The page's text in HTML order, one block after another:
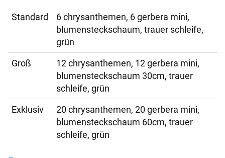
Standard
6 chrysanthemen, 6 gerbera mini,
blumensteckschaum, trauer schleife,
grün
Groß
12 chrysanthemen, 12 gerbera mini,
blumensteckschaum 30cm, trauer
schleife, grün
Exklusiv
20 chrysanthemen, 20 gerbera mini,
blumensteckschaum 60cm, trauer
schleife, grün